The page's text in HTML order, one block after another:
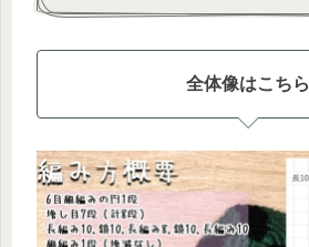
全体像はこちら